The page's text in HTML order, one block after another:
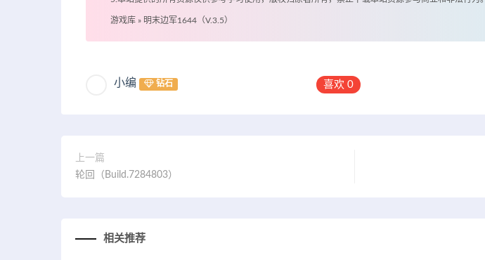
游戏库 » 明末边军1644（V.3.5）
小编 钻石 喜欢0
上一篇
轮回（Build.7284803）
相关推荐